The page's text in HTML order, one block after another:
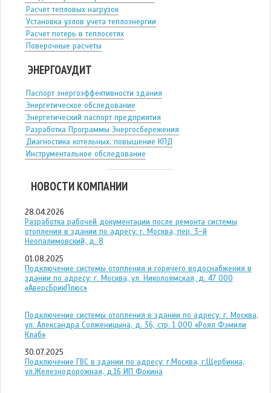
Расчет тепловых нагрузок
Установка узлов учета теплоэнергии
Расчет потерь в теплосетях
Поверочные расчеты
ЭНЕРГОАУДИТ
Паспорт энергоэффективности здания
Энергетическое обследование
Энергетический паспорт предприятия
Разработка Программы Энергосбережения
Диагностика котельных, повышение КПД
Инструментальное обследование
НОВОСТИ КОМПАНИИ
28.04.2026
Разработка рабочей документации после ремонта системы
отопления в здании по адресу: г. Москва, пер. 3-й
Неопалимовский, д. 8
01.08.2025
Подключение системы отопления и горячего водоснабжения в
здании по адресу: г. Москва, ул. Николоямская, д. 47 ООО
«АверсБрикПлюс»
Подключение системы отопления в здании по адресу: г. Москва,
ул. Александра Солженицына, д. 36, стр. 1 ООО «Роял Фэмили
Клаб»
30.07.2025
Подключение ГВС в здании по адресу: г.Москва, г.Щербинка,
ул.Железнодорожная, д.16 ИП Фокина